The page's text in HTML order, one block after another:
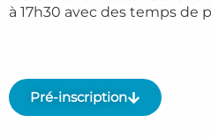
à 17h30 avec des temps de
Pré-inscription